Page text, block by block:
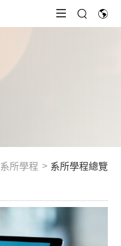
系所學程 系所學程總覽